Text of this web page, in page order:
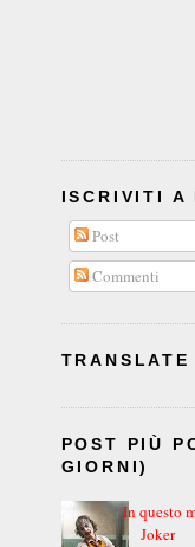
ISCRIVITI A
Post
Commenti
TRANSLATE
POST PIÙ
GIORNI)
In questo
Joker